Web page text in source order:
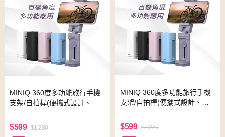
MINIQ 360度多功能旅行手機
支架/自拍桿(便攜式設計、易
$599 $1,280
MINIQ 360度多功能旅行手機
支架/自拍桿(便攜式設計、易
$599 $1,280